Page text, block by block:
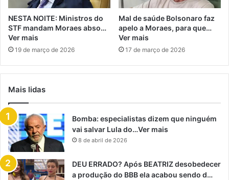
NESTA NOITE: Ministros do
STF mandam Moraes abso…
Ver mais
19 de março de 2026
Mal de saúde Bolsonaro faz
apelo a Moraes, para que…
Ver mais
17 de março de 2026
Mais lidas
Bomba: especialistas dizem que ninguém
vai salvar Lula do…Ver mais
8 de abril de 2026
DEU ERRADO? Após BEATRIZ desobedecer
a produção do BBB ela acabou sendo d…